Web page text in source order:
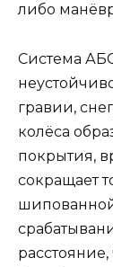
либо
Система
гравии,
колёса
покрытия,
сокращает